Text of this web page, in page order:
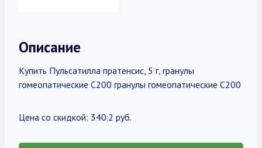
Описание
Купить Пульсатилла пратенсис, 5 г, гранулы
гомеопатические C200 гранулы гомеопатические C200
Цена со скидкой: 340.2 руб.